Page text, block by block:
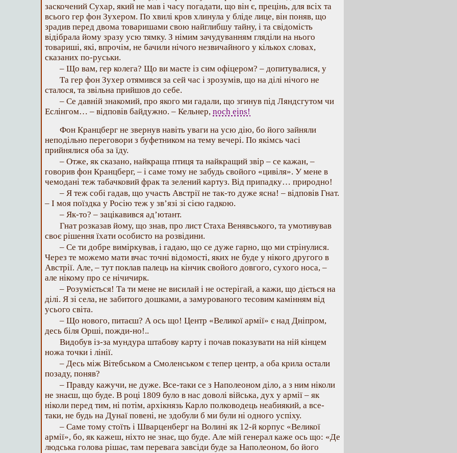
заскочений Сухар, який не мав і часу погадати, що він є, прецінь, для всіх та
всього гер фон Зухером. По хвилі кров хлинула у бліде лице, він поняв, що
зрадив перед двома товаришами свою найглибшу тайну, і та свідомість
відібрала йому зразу усю тямку. З німим зачудуванням гляділи на нього
товариші, які, впрочім, не бачили нічого незвичайного у кількох словах,
сказаних по-руськи.
– Що вам, гер колега? Що ви маєте із сим офіцером? – допитувалися, у
Та гер фон Зухер отямився за сей час і зрозумів, що на ділі нічого не
сталося, та звільна прийшов до себе.
– Се давній знакомий, про якого ми гадали, що згинув під Ляндсгутом чи
Еслінгом… – відповів байдужно. – Кельнер, noch eins!
Фон Кранцберг не звернув навіть уваги на усю дію, бо його зайняли
неподільно переговори з буфетником на тему вечері. По якімсь часі
прийнялися оба за їду.
– Отже, як сказано, найкраща птиця та найкращий звір – се кажан, –
говорив фон Кранцберг, – і саме тому не забудь свойого «цивіля». У мене в
чемодані теж табачковий фрак та зелений картуз. Від припадку… природно!
– Я теж собі гадав, що участь Австрії не так-то дуже ясна! – відповів Гнат.
– І моя поїздка у Росію теж у зв’язі зі сією гадкою.
– Як-то? – зацікавився ад’ютант.
Гнат розказав йому, що знав, про лист Стаха Венявського, та умотивував
своє рішення їхати особисто на розвідини.
– Се ти добре виміркував, і гадаю, що се дуже гарно, що ми стрінулися.
Через те можемо мати вчас точні відомості, яких не буде у нікого другого в
Австрії. Але, – тут поклав палець на кінчик свойого довгого, сухого носа, –
але нікому про се нічичирк.
– Розуміється! Та ти мене не висилай і не остерігай, а кажи, що діється на
ділі. Я зі села, не забитого дошками, а замурованого тесовим камінням від
усього світа.
– Що нового, питаєш? А ось що! Центр «Великої армії» є над Дніпром,
десь біля Орші, пожди-но!..
Видобув із-за мундура штабову карту і почав показувати на ній кінцем
ножа точки і лінії.
– Десь між Вітебськом а Смоленськом є тепер центр, а оба крила остали
позаду, поняв?
– Правду кажучи, не дуже. Все-таки се з Наполеоном діло, а з ним ніколи
не знаєш, що буде. В році 1809 було в нас доволі війська, дух у армії – як
ніколи перед тим, ні потім, архікнязь Карло полководець неабиякий, а все-
таки, не будь на Дунаї повені, не здобули б ми були ні одного успіху.
– Саме тому стоїть і Шварценберг на Волині як 12-й корпус «Великої
армії», бо, як кажеш, ніхто не знає, що буде. Але мій генерал каже ось що: «Де
людська голова рішає, там перевага завсіди буде за Наполеоном, бо його